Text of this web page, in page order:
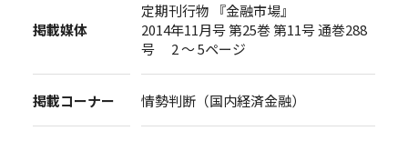
掲載媒体
定期刊行物 『金融市場』
2014年11月号 第25巻 第11号 通巻288
号 2 ～ 5ページ
掲載コーナー 情勢判断（国内経済金融）